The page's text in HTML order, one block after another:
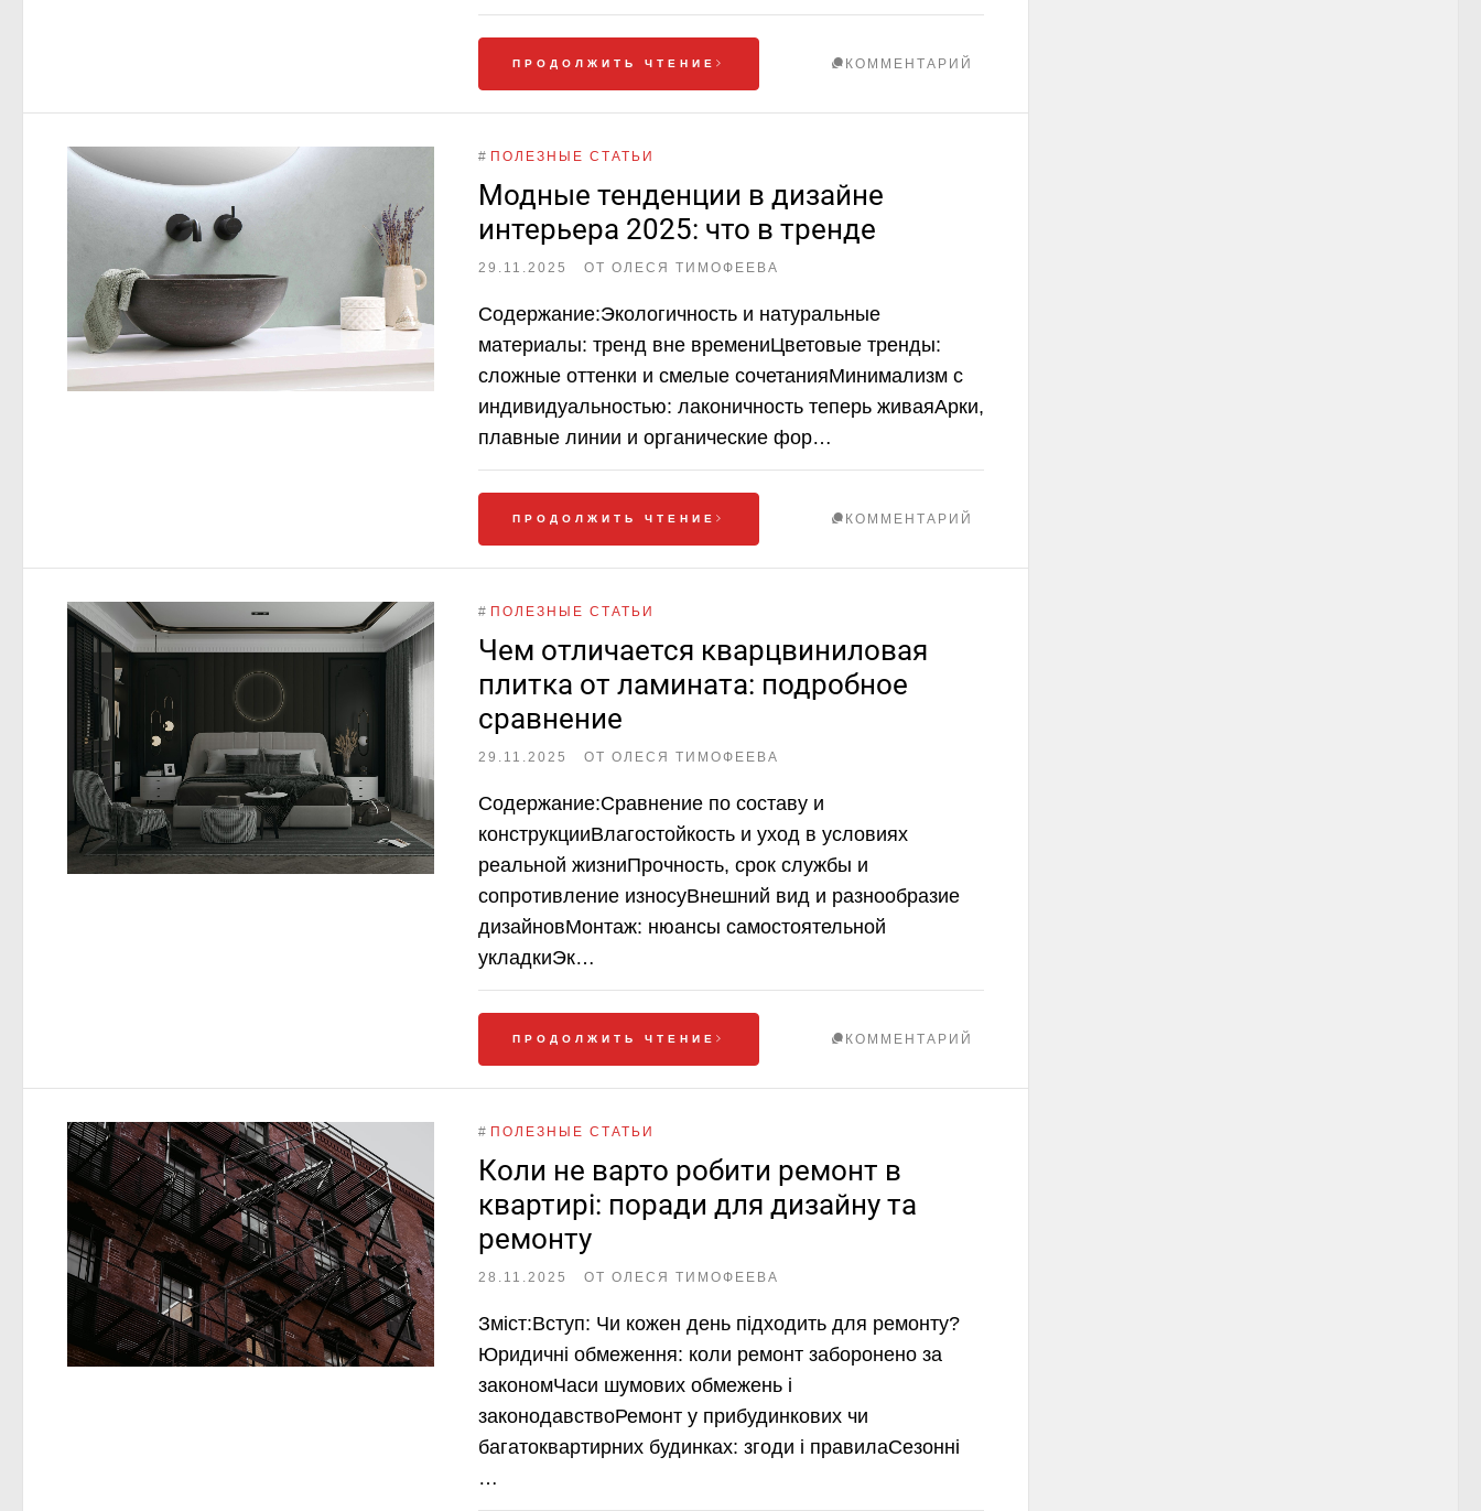
ПРОДОЛЖИТЬ ЧТЕНИЕ КОММЕНТАРИЙ
# ПОЛЕЗНЫЕ СТАТЬИ
Модные тенденции в дизайне
интерьера 2025: что в тренде
29.11.2025 ОТ ОЛЕСЯ ТИМОФЕЕВА
Содержание:Экологичность и натуральные
материалы: тренд вне времениЦветовые тренды:
сложные оттенки и смелые сочетанияМинимализм с
индивидуальностью: лаконичность теперь живаяАрки,
плавные линии и органические фор…
ПРОДОЛЖИТЬ ЧТЕНИЕ КОММЕНТАРИЙ
# ПОЛЕЗНЫЕ СТАТЬИ
Чем отличается кварцвиниловая
плитка от ламината: подробное
сравнение
29.11.2025 ОТ ОЛЕСЯ ТИМОФЕЕВА
Содержание:Сравнение по составу и
конструкцииВлагостойкость и уход в условиях
реальной жизниПрочность, срок службы и
сопротивление износуВнешний вид и разнообразие
дизайновМонтаж: нюансы самостоятельной
укладкиЭк…
ПРОДОЛЖИТЬ ЧТЕНИЕ КОММЕНТАРИЙ
# ПОЛЕЗНЫЕ СТАТЬИ
Коли не варто робити ремонт в
квартирі: поради для дизайну та
ремонту
28.11.2025 ОТ ОЛЕСЯ ТИМОФЕЕВА
Зміст:Вступ: Чи кожен день підходить для ремонту?
Юридичні обмеження: коли ремонт заборонено за
закономЧаси шумових обмежень і
законодавствоРемонт у прибудинкових чи
багатоквартирних будинках: згоди і правилаСезонні
…